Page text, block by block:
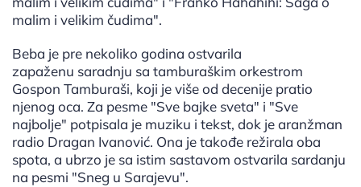
malim i velikim čudima".
Beba je pre nekoliko godina ostvarila
zapaženu saradnju sa tamburaškim orkestrom
Gospon Tamburaši, koji je više od decenije pratio
njenog oca. Za pesme "Sve bajke sveta" i "Sve
najbolje" potpisala je muziku i tekst, dok je aranžman
radio Dragan Ivanović. Ona je takođe režirala oba
spota, a ubrzo je sa istim sastavom ostvarila sardanju
na pesmi "Sneg u Sarajevu".